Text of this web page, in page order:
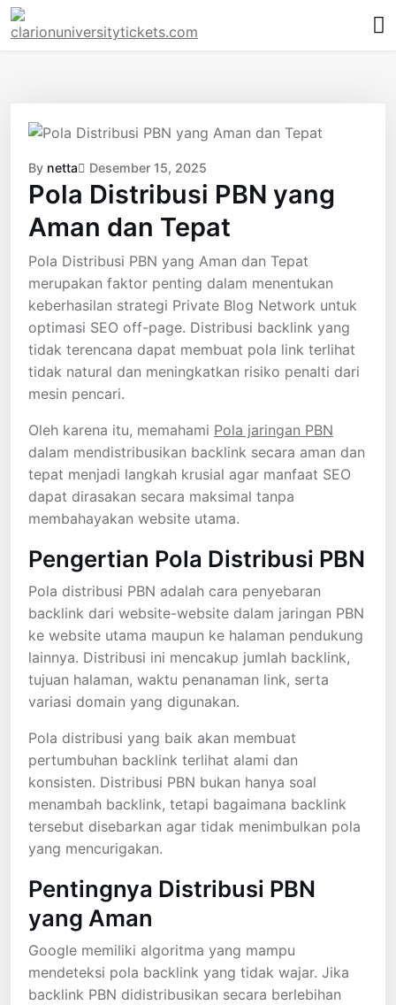
Skip
to
By netta Desember 15, 2025
Pola Distribusi PBN yang
Aman dan Tepat
Pola Distribusi PBN yang Aman dan Tepat
merupakan faktor penting dalam menentukan
keberhasilan strategi Private Blog Network untuk
optimasi SEO off-page. Distribusi backlink yang
tidak terencana dapat membuat pola link terlihat
tidak natural dan meningkatkan risiko penalti dari
mesin pencari.
Oleh karena itu, memahami Pola jaringan PBN
dalam mendistribusikan backlink secara aman dan
tepat menjadi langkah krusial agar manfaat SEO
dapat dirasakan secara maksimal tanpa
membahayakan website utama.
Pengertian Pola Distribusi PBN
Pola distribusi PBN adalah cara penyebaran
backlink dari website-website dalam jaringan PBN
ke website utama maupun ke halaman pendukung
lainnya. Distribusi ini mencakup jumlah backlink,
tujuan halaman, waktu penanaman link, serta
variasi domain yang digunakan.
Pola distribusi yang baik akan membuat
pertumbuhan backlink terlihat alami dan
konsisten. Distribusi PBN bukan hanya soal
menambah backlink, tetapi bagaimana backlink
tersebut disebarkan agar tidak menimbulkan pola
yang mencurigakan.
Pentingnya Distribusi PBN
yang Aman
Google memiliki algoritma yang mampu
mendeteksi pola backlink yang tidak wajar. Jika
backlink PBN didistribusikan secara berlebihan